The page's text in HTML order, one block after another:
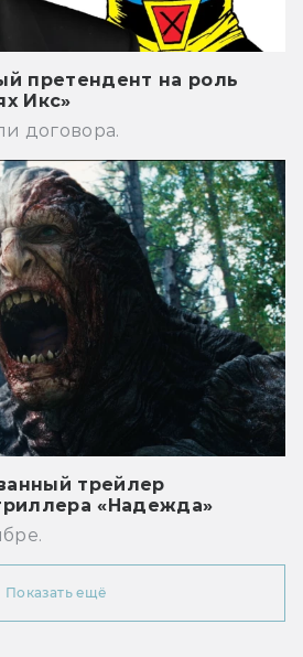
претендент на роль
Икс»
договора.
трейлер
«Надежда»
Показать ещё